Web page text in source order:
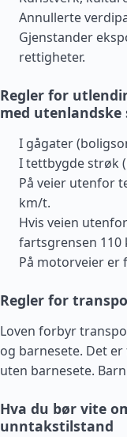
Annullerte
Gjenstander
rettigheter.
Regler for
med
I gågater
I tettbygde strøk
På veier utenfor
km/t.
Hvis veien
fartsgrensen 110
På motorveier er
Regler for
Loven forbyr
og barnesete. Det
uten barnesete.
Hva du bør vite
unntakstilstand